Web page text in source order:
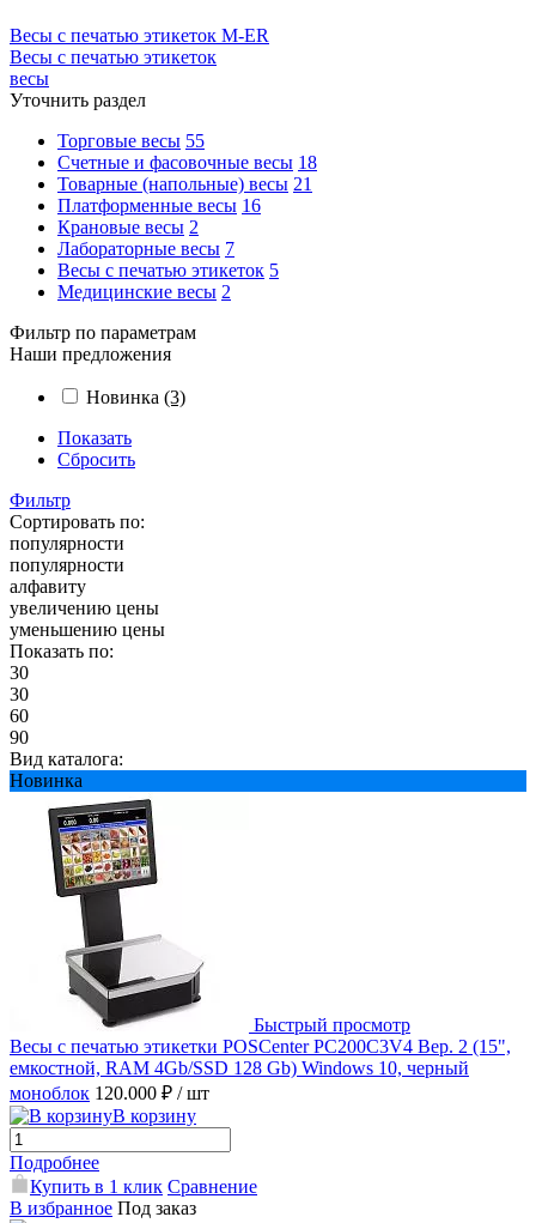
Весы с печатью этикеток M-ER
Весы с печатью этикеток
весы
Уточнить раздел
Торговые весы 55
Счетные и фасовочные весы 18
Товарные (напольные) весы 21
Платформенные весы 16
Крановые весы 2
Лабораторные весы 7
Весы с печатью этикеток 5
Медицинские весы 2
Фильтр по параметрам
Наши предложения
Новинка (3)
Показать
Сбросить
Фильтр
Сортировать по:
популярности
популярности
алфавиту
увеличению цены
уменьшению цены
Показать по:
30
30
60
90
Вид каталога:
Новинка
Быстрый просмотр
Весы с печатью этикетки POSCenter PC200C3V4 Вер. 2 (15",
емкостной, RAM 4Gb/SSD 128 Gb) Windows 10, черный
моноблок 120.000 ₽ / шт
В корзину
Подробнее
Купить в 1 клик Сравнение
В избранное Под заказ